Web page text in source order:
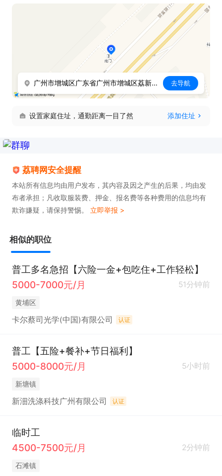
1、负责根据客户订单进行完成汽车玻璃的生产制造；
2、负责加工和检验汽车玻璃外观工作；
4、按作业指导书作业执行；
5、上级安排的其他事项。
1、试用期内便缴纳五险一金
立卫浴
3、免费工作餐、工作服、劳保用品、额外中夜班津
贴
4、带薪假期：年假、婚假、产假、法定节假日等
5、免费提供职前/年度职业病健康体检
广州市增城区广东省广州市增城区荔新大道辅路 去导航
设置家庭住址，通勤距离一目了然 添加住址
荔聘网安全提醒
本站所有信息均由用户发布，其内容及因之产生的后果，均由发
布者承担；凡收取服装费、押金、报名费等各种费用的信息均有
欺诈嫌疑，请保持警惕。 立即举报 >
相似的职位
普工多名急招【六险一金+包吃住+工作轻松】
5000-7000元/月
51分钟前
黄埔区
卡尔蔡司光学(中国)有限公司 认证
普工【五险+餐补+节日福利】
5000-8000元/月
5小时前
新塘镇
新沺洗涤科技广州有限公司 认证
临时工
4500-7500元/月
2分钟前
石滩镇